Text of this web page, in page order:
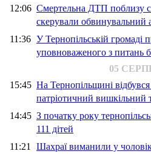
12:06 Смертельна ДТП поблизу
скерували обвинувальний
11:36 У Тернопільській громаді
уповноваженого з питань
05
15:45 На Тернопільщині
патріотичний вишкільний
14:45 З початку року
111 дітей
11:21 Шахраї виманили у